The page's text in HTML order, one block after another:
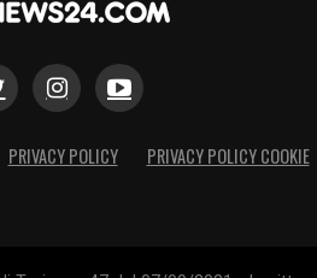
PRIVACY POLICY PRIVACY POLICY COOKIE